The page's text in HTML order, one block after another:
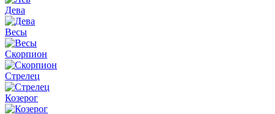
Дева
Весы
Скорпион
Стрелец
Козерог